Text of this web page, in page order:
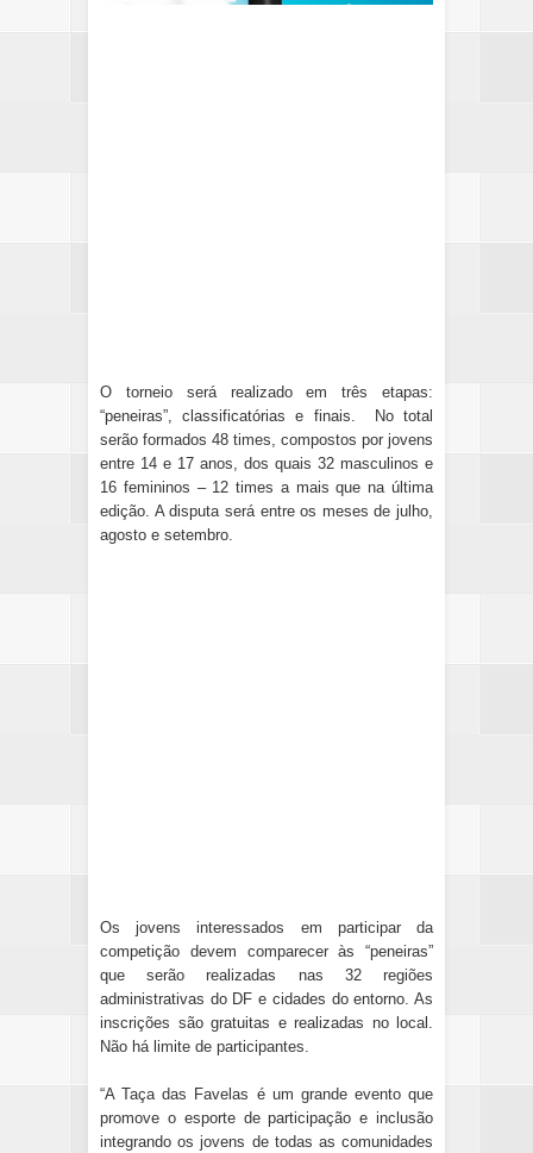
O torneio será realizado em três etapas:
“peneiras”, classificatórias e finais. No total
serão formados 48 times, compostos por jovens
entre 14 e 17 anos, dos quais 32 masculinos e
16 femininos – 12 times a mais que na última
edição. A disputa será entre os meses de julho,
agosto e setembro.
Os jovens interessados em participar da
competição devem comparecer às “peneiras”
que serão realizadas nas 32 regiões
administrativas do DF e cidades do entorno. As
inscrições são gratuitas e realizadas no local.
Não há limite de participantes.
“A Taça das Favelas é um grande evento que
promove o esporte de participação e inclusão
integrando os jovens de todas as comunidades